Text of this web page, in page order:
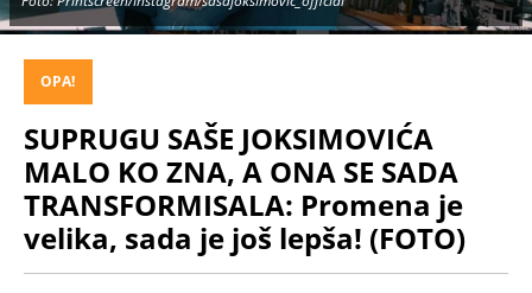
OPA!
SUPRUGU SAŠE JOKSIMOVIĆA
MALO KO ZNA, A ONA SE SADA
TRANSFORMISALA: Promena je
velika, sada je još lepša! (FOTO)